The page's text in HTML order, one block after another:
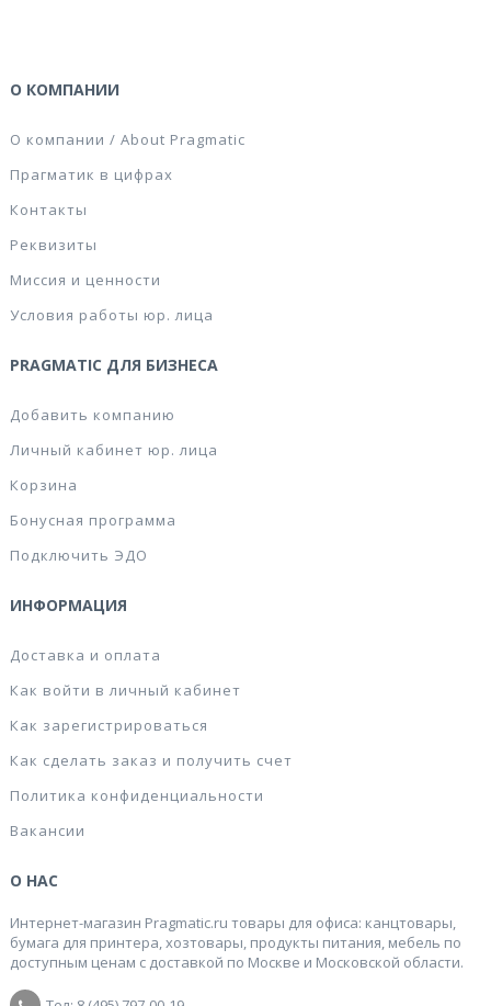
О КОМПАНИИ
О компании / About Pragmatic
Прагматик в цифрах
Контакты
Реквизиты
Миссия и ценности
Условия работы юр. лица
PRAGMATIC ДЛЯ БИЗНЕСА
Добавить компанию
Личный кабинет юр. лица
Корзина
Бонусная программа
Подключить ЭДО
ИНФОРМАЦИЯ
Доставка и оплата
Как войти в личный кабинет
Как зарегистрироваться
Как сделать заказ и получить счет
Политика конфиденциальности
Вакансии
О НАС
Интернет-магазин Pragmatic.ru товары для офиса: канцтовары,
бумага для принтера, хозтовары, продукты питания, мебель по
доступным ценам с доставкой по Москве и Московской области.